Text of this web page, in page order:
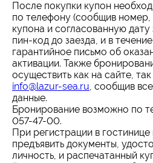
После покупки купон
по телефону (сообщив номер,
купона и согласованную
пин-код до заезда, и в
гарантийное письмо об
активации. Также
осуществить как на сайте,
info@lazur-sea.ru, сообщив
данные.
Бронирование возможно по
057-47-00.
При регистрации в
предъявить документы,
личность, и распечатанный